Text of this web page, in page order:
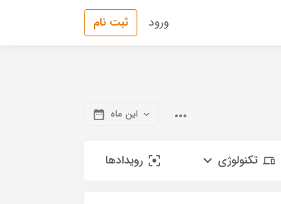
ورود ثبت نام
این ماه
تکنولوژی رویدادها